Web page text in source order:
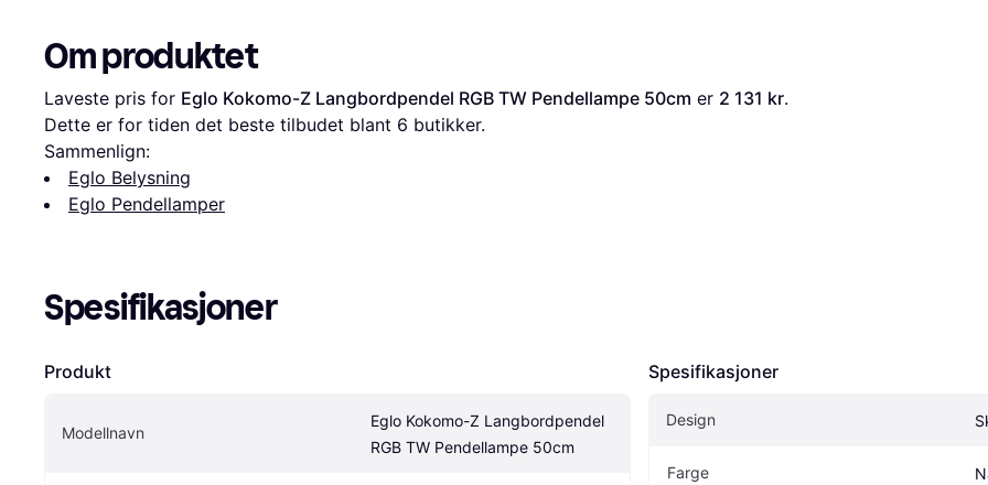
Om produktet
Laveste pris for Eglo Kokomo-Z Langbordpendel RGB TW Pendellampe 50cm er 2 131 kr.
Dette er for tiden det beste tilbudet blant 6 butikker.
Sammenlign:
Eglo Belysning
Eglo Pendellamper
Spesifikasjoner
Produkt
Modellnavn
Eglo Kokomo-Z Langbordpendel
RGB TW Pendellampe 50cm
Spesifikasjoner
Design
Farge